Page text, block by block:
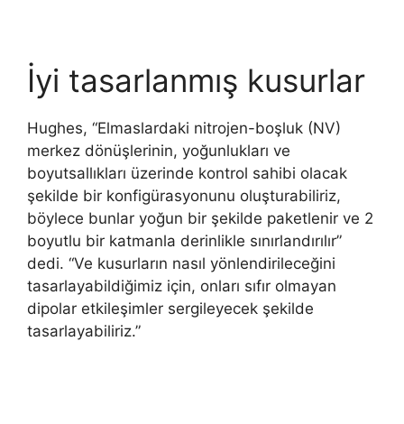
İyi tasarlanmış kusurlar
Hughes, “Elmaslardaki nitrojen-boşluk (NV)
merkez dönüşlerinin, yoğunlukları ve
boyutsallıkları üzerinde kontrol sahibi olacak
şekilde bir konfigürasyonunu oluşturabiliriz,
böylece bunlar yoğun bir şekilde paketlenir ve 2
boyutlu bir katmanla derinlikle sınırlandırılır”
dedi. “Ve kusurların nasıl yönlendirileceğini
tasarlayabildiğimiz için, onları sıfır olmayan
dipolar etkileşimler sergileyecek şekilde
tasarlayabiliriz.”